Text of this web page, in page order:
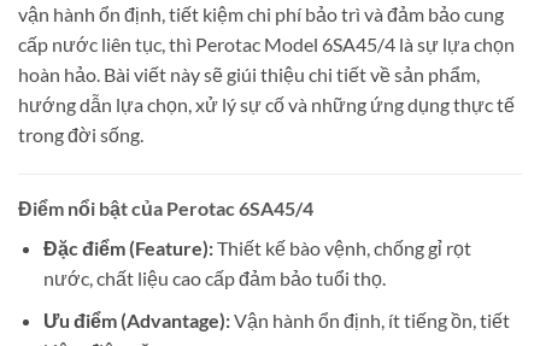
vận hành ổn định, tiết kiệm chi phí bảo trì và đảm bảo cung
cấp nước liên tục, thì Perotac Model 6SA45/4 là sự lựa chọn
hoàn hảo. Bài viết này sẽ giúi thiệu chi tiết về sản phẩm,
hướng dẫn lựa chọn, xử lý sự cố và những ứng dụng thực tế
trong đời sống.
Điểm nổi bật của Perotac 6SA45/4
Đặc điểm (Feature):Thiết kế bào vệnh, chống gỉ rọt
nước, chất liệu cao cấp đảm bảo tuổi thọ.
Ưu điểm (Advantage):Vận hành ổn định, ít tiếng ồn, tiết